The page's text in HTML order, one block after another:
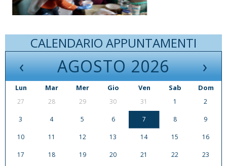
CALENDARIO APPUNTAMENTI
‹ AGOSTO 2026 ›
Lun Mar Mer Gio Ven Sab Dom
27 28 29 30 31 1 2
3 4 5 6 7 8 9
10 11 12 13 14 15 16
17 18 19 20 21 22 23